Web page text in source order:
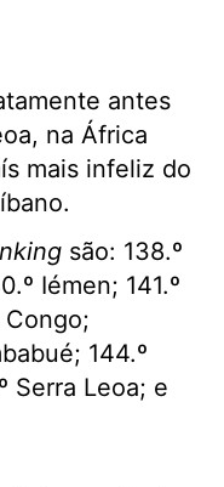
antes
na África
mais infeliz do
são: 138.º
Iémen; 141.º
144.º
Serra Leoa; e